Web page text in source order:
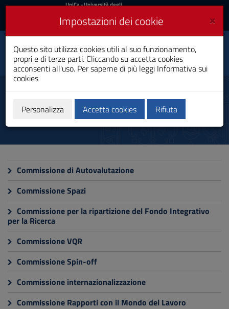
Vai
al
navigazione
sito
al
Footer
UniCa
Accedi
UniCa- Università degli
Accedi UniCA News
Toggle
navigation
Dipartimento di
Ingegneria elettrica ed
elettronica
Commissioni
Commissione di Autovalutazione
Commissione Spazi
Commissione per la ripartizione del Fondo Integrativo
per la Ricerca
Commissione VQR
Commissione Spin-off
Commissione internazionalizzazione
Commissione Rapporti con il Mondo del Lavoro
×
Impostazioni dei cookie
Questo sito utilizza cookies utili al suo funzionamento,
propri e di terze parti. Cliccando su accetta cookies
acconsenti all'uso. Per saperne di più leggi Informativa sui
cookies
Personalizza Accetta cookies Rifiuta